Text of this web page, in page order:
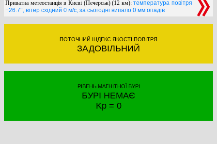
Приватна метеостанція в Києві (Печерськ) (12 км):температура повітря
+26.7°, вітер східний 0 м/с, за сьогодні випало 0 мм опадів
ПОТОЧНИЙ ІНДЕКС ЯКОСТІ ПОВІТРЯ
ЗАДОВІЛЬНИЙ
РІВЕНЬ МАГНІТНОЇ БУРІ
БУРІ НЕМАЄ
Kp = 0